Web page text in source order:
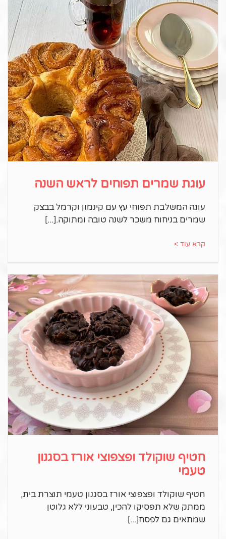
עוגת שמרים תפוחים לראש השנה
עוגה המשלבת תפוחי עץ עם קינמון וקרמל בבצק
שמרים בניחוח משכר לשנה טובה ומתוקה.
קרא עוד >
חטיף שוקולד ופצפוצי אורז בסגנון
טעמי
חטיף שוקולד ופצפוצי אורז בסגנון טעמי תוצרת בית,
ממתק שלא תפסיקו להכין, טבעוני ללא גלוטן
שמתאים גם לפסח